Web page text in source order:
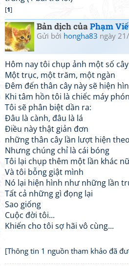
[1]
Bản dịch củaPhạm
Gửi bởi hongha83 ngày
Hôm nay tôi chụp ảnh một số
Một trục, một trăm, một ngàn
Đêm đến thân cây này sẽ hiện
Khi tâm hồn tôi là chiếc máy
Tôi sẽ phân biệt dần ra:
Đâu là cành, đâu là lá
Điều này thật giản đơn
những thân cây lần lượt hiện
Nhưng chúng chỉ là cái bóng
Tôi lại chụp thêm một lần khác
Và tôi bỗng giật mình
Nó lại hiện hình như những lần
Tất cả những gì đọng lại
Sao giống
Cuộc đời tôi...
Khiến cho tôi sợ hãi vô cùng...
[Thông tin 1 nguồn tham khảo đã